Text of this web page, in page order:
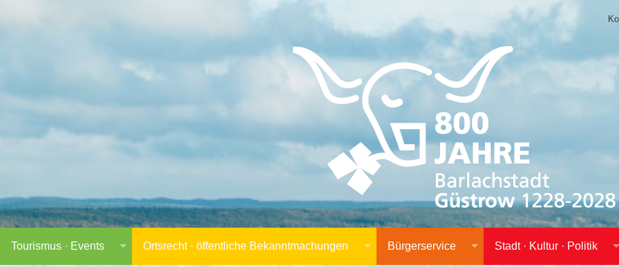
Tourismus · Events Ortsrecht · öffentliche Bekanntmachungen Bürgerservice Stadt · Kultur · Politik